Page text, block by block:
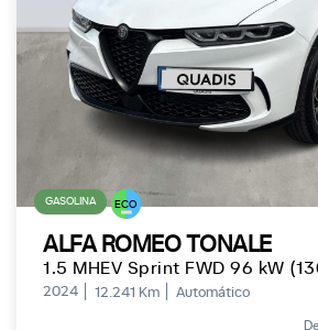
GASOLINA ECO
ALFA ROMEO TONALE
1.5 MHEV Sprint FWD 96 kW
2024 12.241 Km Automático